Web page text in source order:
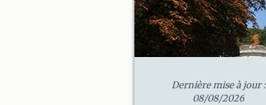
Dernière mise à jour :
08/08/2026